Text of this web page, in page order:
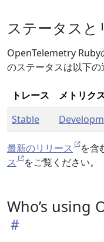
ステータスと
OpenTelemetry Ruby
のステータスは以下の
トレース メトリク
Stable
最新のリリース を含
ス
をご覧ください。
Who’s using